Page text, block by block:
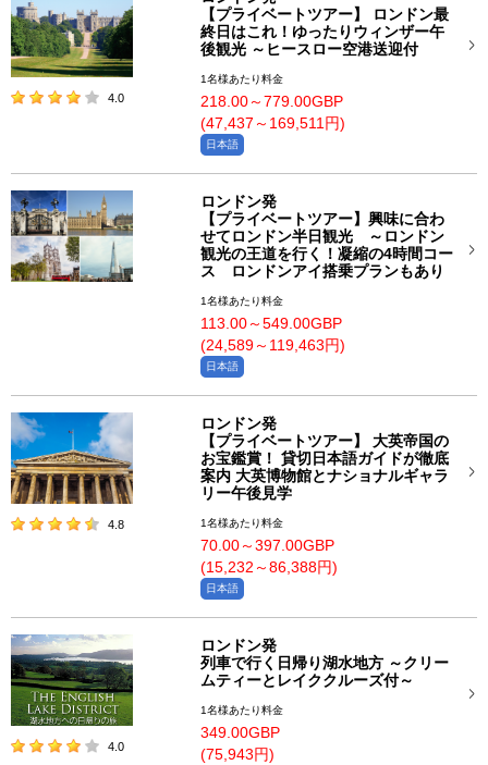
4.0
【プライベートツアー】 ロンドン最
終日はこれ！ゆったりウィンザー午
後観光 ～ヒースロー空港送迎付
1名様あたり料金
218.00～779.00GBP
(47,437～169,511円)
日本語
ロンドン発
【プライベートツアー】興味に合わ
せてロンドン半日観光 ～ロンドン
観光の王道を行く！凝縮の4時間コー
ス ロンドンアイ搭乗プランもあり
1名様あたり料金
113.00～549.00GBP
(24,589～119,463円)
日本語
4.8
ロンドン発
【プライベートツアー】 大英帝国の
お宝鑑賞！ 貸切日本語ガイドが徹底
案内 大英博物館とナショナルギャラ
リー午後見学
1名様あたり料金
70.00～397.00GBP
(15,232～86,388円)
日本語
4.0
ロンドン発
列車で行く日帰り湖水地方 ～クリー
ムティーとレイククルーズ付～
1名様あたり料金
349.00GBP
(75,943円)